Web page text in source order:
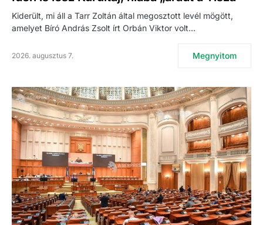
Kiderült, mi áll a Tarr Zoltán által megosztott levél mögött,
amelyet Bíró András Zsolt írt Orbán Viktor volt…
2026. augusztus 7. Megnyitom